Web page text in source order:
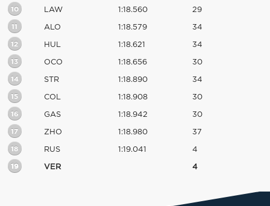
10 LAW 1:18.560 29
11 ALO 1:18.579 34
12 HUL 1:18.621 34
13 OCO 1:18.656 30
14 STR 1:18.890 34
15 COL 1:18.908 30
16 GAS 1:18.942 30
17 ZHO 1:18.980 37
18 RUS 1:19.041 4
19 VER 4